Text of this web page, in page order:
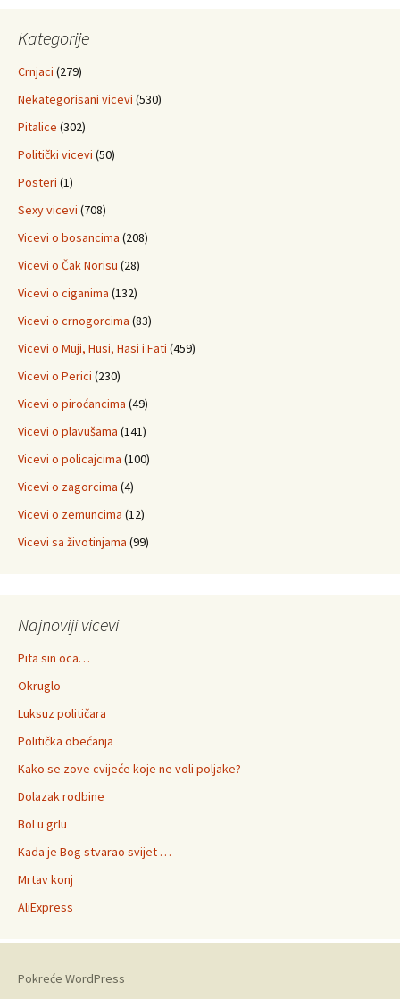
Kategorije
Crnjaci (279)
Nekategorisani vicevi (530)
Pitalice (302)
Politički vicevi (50)
Posteri (1)
Sexy vicevi (708)
Vicevi o bosancima (208)
Vicevi o Čak Norisu (28)
Vicevi o ciganima (132)
Vicevi o crnogorcima (83)
Vicevi o Muji, Husi, Hasi i Fati (459)
Vicevi o Perici (230)
Vicevi o piroćancima (49)
Vicevi o plavušama (141)
Vicevi o policajcima (100)
Vicevi o zagorcima (4)
Vicevi o zemuncima (12)
Vicevi sa životinjama (99)
Najnoviji vicevi
Pita sin oca…
Okruglo
Luksuz političara
Politička obećanja
Kako se zove cvijeće koje ne voli poljake?
Dolazak rodbine
Bol u grlu
Kada je Bog stvarao svijet …
Mrtav konj
AliExpress
Pokreće WordPress